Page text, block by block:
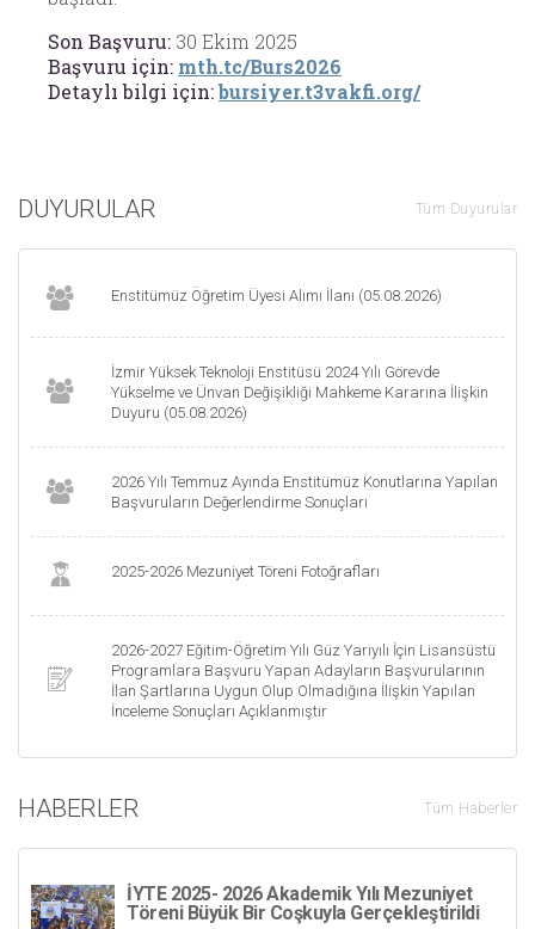
Son Başvuru: 30 Ekim 2025
Başvuru için: mth.tc/Burs2026
Detaylı bilgi için:bursiyer.t3vakfi.org/
DUYURULAR Tüm Duyurular
Enstitümüz Öğretim Üyesi Alımı İlanı (05.08.2026)
İzmir Yüksek Teknoloji Enstitüsü 2024 Yılı Görevde
Yükselme ve Ünvan Değişikliği Mahkeme Kararına İlişkin
Duyuru (05.08.2026)
2026 Yılı Temmuz Ayında Enstitümüz Konutlarına Yapılan
Başvuruların Değerlendirme Sonuçları
2025-2026 Mezuniyet Töreni Fotoğrafları
2026-2027 Eğitim-Öğretim Yılı Güz Yarıyılı İçin Lisansüstü
Programlara Başvuru Yapan Adayların Başvurularının
İlan Şartlarına Uygun Olup Olmadığına İlişkin Yapılan
İnceleme Sonuçları Açıklanmıştır
HABERLER Tüm Haberler
İYTE 2025- 2026 Akademik Yılı Mezuniyet
Töreni Büyük Bir Coşkuyla Gerçekleştirildi